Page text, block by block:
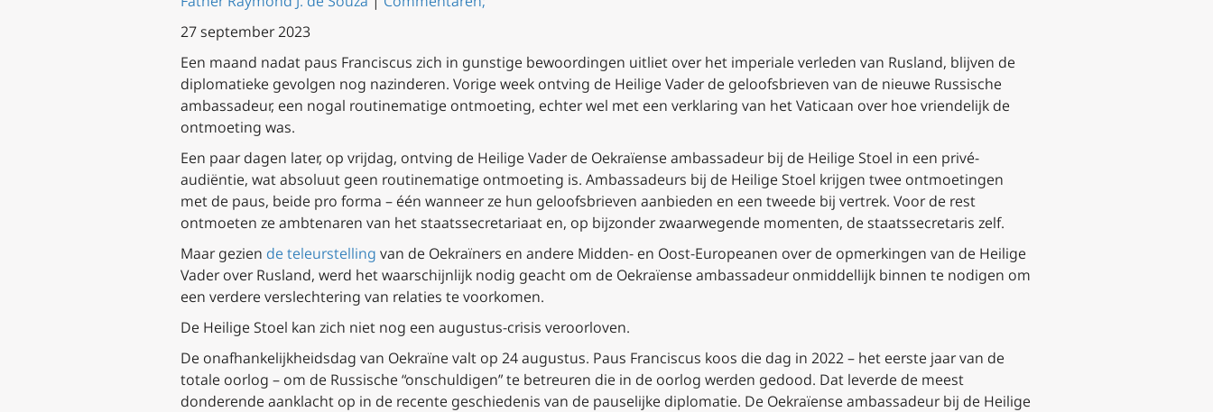
27 september 2023
Een maand nadat paus Franciscus zich in gunstige bewoordingen uitliet over het imperiale verleden van Rusland, blijven de
diplomatieke gevolgen nog nazinderen. Vorige week ontving de Heilige Vader de geloofsbrieven van de nieuwe Russische
ambassadeur, een nogal routinematige ontmoeting, echter wel met een verklaring van het Vaticaan over hoe vriendelijk de
ontmoeting was.
Een paar dagen later, op vrijdag, ontving de Heilige Vader de Oekraïense ambassadeur bij de Heilige Stoel in een privé-
audiëntie, wat absoluut geen routinematige ontmoeting is. Ambassadeurs bij de Heilige Stoel krijgen twee ontmoetingen
met de paus, beide pro forma – één wanneer ze hun geloofsbrieven aanbieden en een tweede bij vertrek. Voor de rest
ontmoeten ze ambtenaren van het staatssecretariaat en, op bijzonder zwaarwegende momenten, de staatssecretaris zelf.
Maar gezien de teleurstelling van de Oekraïners en andere Midden- en Oost-Europeanen over de opmerkingen van de Heilige
Vader over Rusland, werd het waarschijnlijk nodig geacht om de Oekraïense ambassadeur onmiddellijk binnen te nodigen om
een verdere verslechtering van relaties te voorkomen.
De Heilige Stoel kan zich niet nog een augustus-crisis veroorloven.
De onafhankelijkheidsdag van Oekraïne valt op 24 augustus. Paus Franciscus koos die dag in 2022 – het eerste jaar van de
totale oorlog – om de Russische “onschuldigen” te betreuren die in de oorlog werden gedood. Dat leverde de meest
donderende aanklacht op in de recente geschiedenis van de pauselijke diplomatie. De Oekraïense ambassadeur bij de Heilige